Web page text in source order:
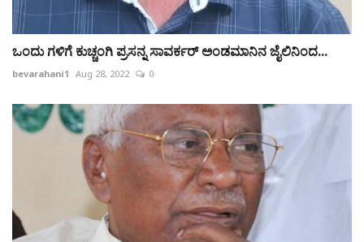
ಒಂದು ಗಳಿಗೆ ಕುಚ್ಚಂಗಿ ಪ್ರಸನ್ನ ಸಾವರ್ಕರ್ ಅಂಡಮಾನಿನ ಜೈಲಿನಿಂದ...
bevarahani1 Aug 28, 2022 0